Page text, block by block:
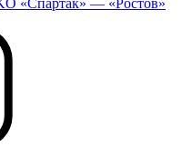
«Спартак» — «Ростов»